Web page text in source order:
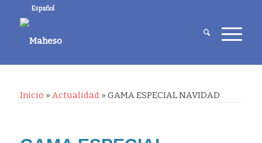
Español
Inicio » Actualidad» GAMA ESPECIAL NAVIDAD